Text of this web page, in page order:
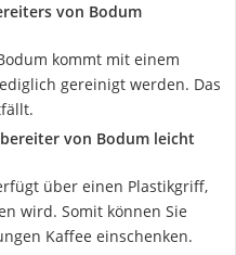
von Bodum
kommt mit einem
gereinigt werden. Das
von Bodum leicht
über einen Plastikgriff,
wird. Somit können Sie
Kaffee einschenken.